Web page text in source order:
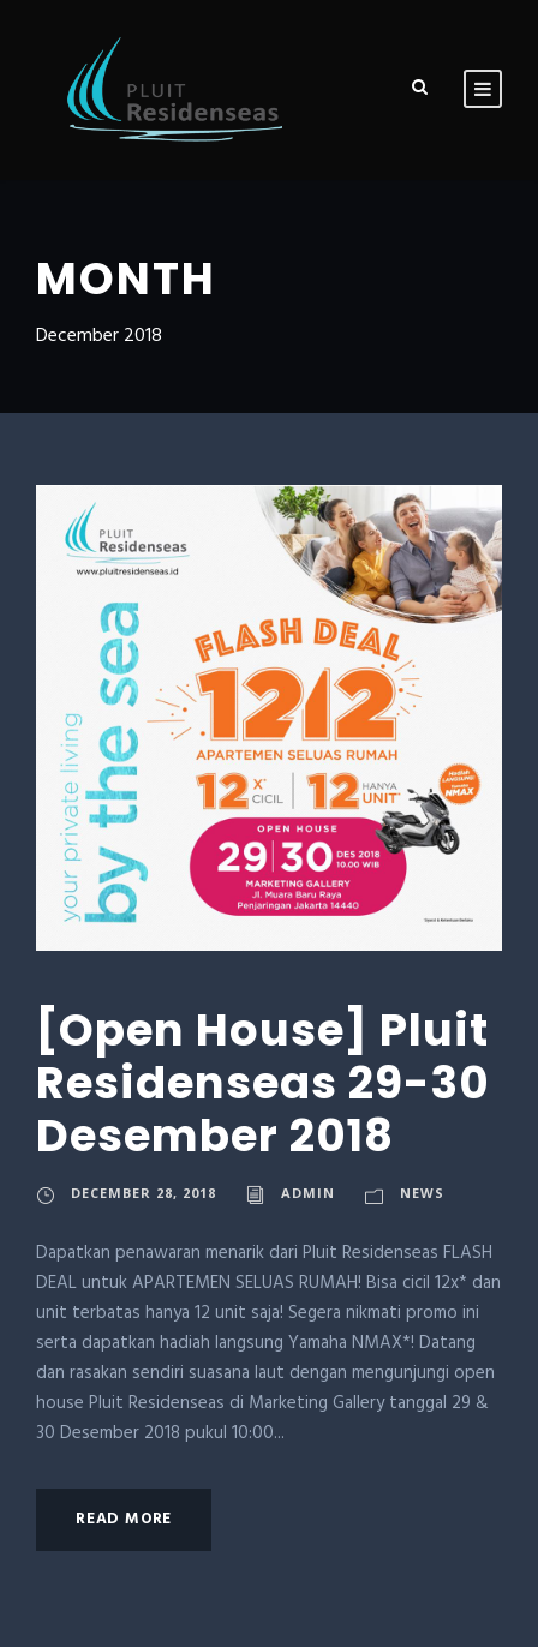
MONTH
December 2018
[Open House] Pluit
Residenseas 29-30
Desember 2018
DECEMBER 28, 2018 ADMIN NEWS
Dapatkan penawaran menarik dari Pluit Residenseas FLASH
DEAL untuk APARTEMEN SELUAS RUMAH! Bisa cicil 12x* dan
unit terbatas hanya 12 unit saja! Segera nikmati promo ini
serta dapatkan hadiah langsung Yamaha NMAX*! Datang
dan rasakan sendiri suasana laut dengan mengunjungi open
house Pluit Residenseas di Marketing Gallery tanggal 29 &
30 Desember 2018 pukul 10:00...
READ MORE